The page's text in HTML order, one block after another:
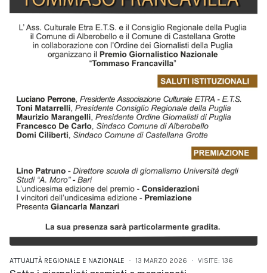
ATTUALITÀ REGIONALE E NAZIONALE 13 MARZO 2026 VISITE: 136